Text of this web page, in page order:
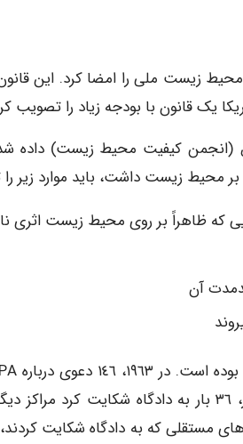
سیاست محیط زیست ملی را امضا کرد. این
محیط زیست داشت، باید موارد زیر
که ظاهراً بر روی محیط زیست اثری
آن
حتی در ۲۱ مورد، دستور بازداشت صادر شد. وزارت کشور، ٣٦ بار به
مستقلی که به دادگاه شکایت